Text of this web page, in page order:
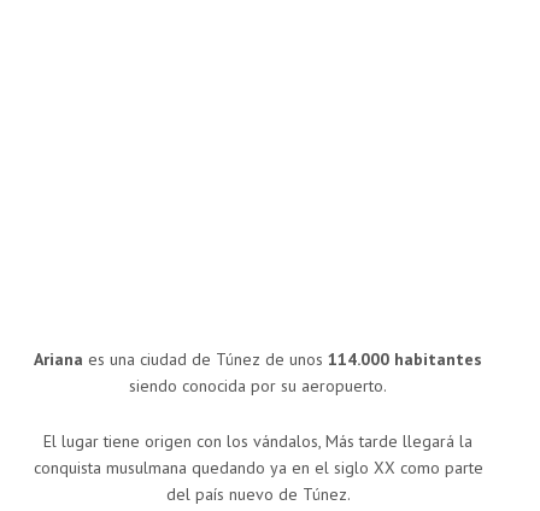
Ariana es una ciudad de Túnez de unos 114.000 habitantes
siendo conocida por su aeropuerto.
El lugar tiene origen con los vándalos, Más tarde llegará la
conquista musulmana quedando ya en el siglo XX como parte
del país nuevo de Túnez.